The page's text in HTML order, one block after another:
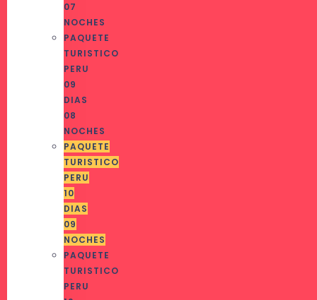
07
NOCHES
PAQUETE
TURISTICO
PERU
09
DIAS
08
NOCHES
PAQUETE
TURISTICO
PERU
10
DIAS
09
NOCHES
PAQUETE
TURISTICO
PERU